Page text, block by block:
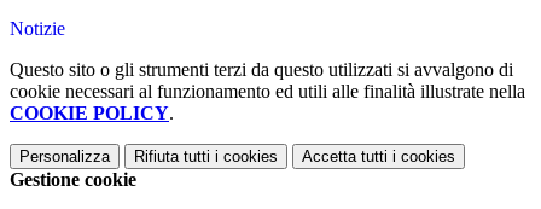
Notizie
Questo sito o gli strumenti terzi da questo utilizzati si avvalgono di
cookie necessari al funzionamento ed utili alle finalità illustrate nella
COOKIE POLICY.
Personalizza Rifiuta tutti i cookies Accetta tutti i cookies
Gestione cookie